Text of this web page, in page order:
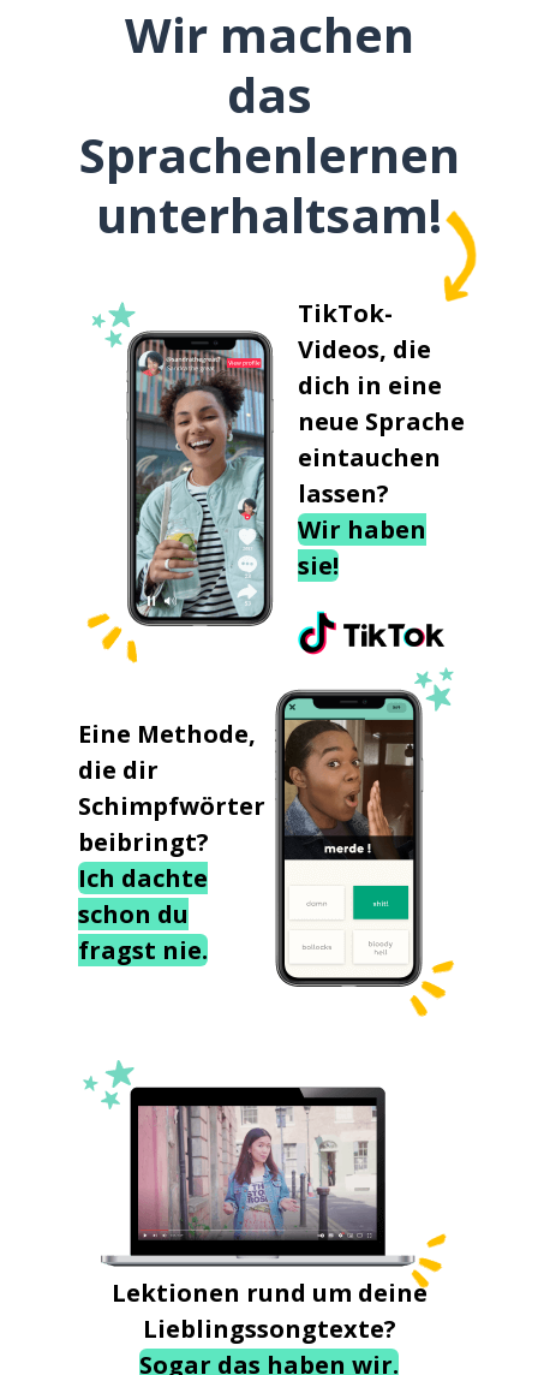
Wir machen
das
Sprachenlernen
unterhaltsam!
TikTok-
Videos, die
dich in eine
neue Sprache
eintauchen
lassen?
Wir haben
sie!
Eine Methode,
die dir
Schimpfwörter
beibringt?
Ich dachte
schon du
fragst nie.
Lektionen rund um deine
Lieblingssongtexte?
Sogar das haben wir.